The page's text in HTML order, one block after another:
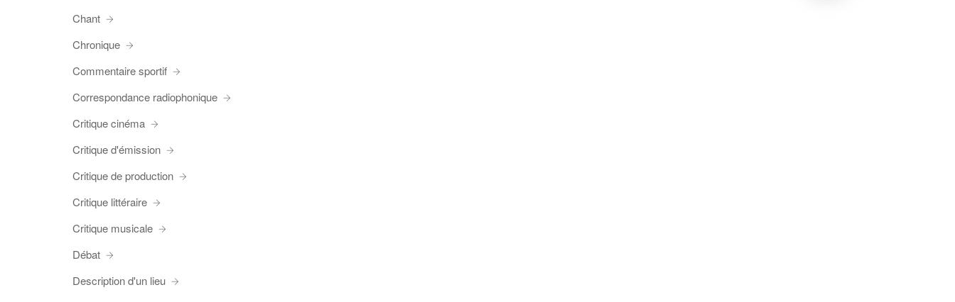
Chant
Chronique
Commentaire sportif
Correspondance radiophonique
Critique cinéma
Critique d'émission
Critique de production
Critique littéraire
Critique musicale
Débat
Description d'un lieu